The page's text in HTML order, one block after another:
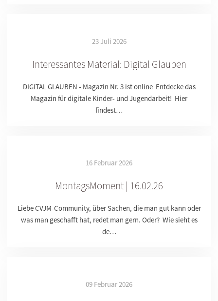
23 Juli 2026
Interessantes Material: Digital Glauben
DIGITAL GLAUBEN - Magazin Nr. 3 ist online Entdecke das
Magazin für digitale Kinder- und Jugendarbeit! Hier
findest…
16 Februar 2026
MontagsMoment | 16.02.26
Liebe CVJM-Community, über Sachen, die man gut kann oder
was man geschafft hat, redet man gern. Oder? Wie sieht es
de…
09 Februar 2026